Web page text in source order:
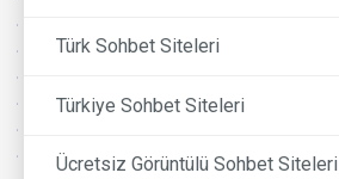
Türk Sohbet Siteleri
Türkiye Sohbet Siteleri
Ücretsiz Görüntülü Sohbet Siteleri